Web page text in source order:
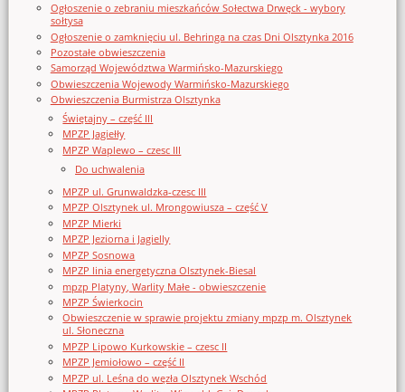
Ogłoszenie o zebraniu mieszkańców Sołectwa Drwęck - wybory
sołtysa
Ogłoszenie o zamknięciu ul. Behringa na czas Dni Olsztynka 2016
Pozostałe obwieszczenia
Samorząd Województwa Warmińsko-Mazurskiego
Obwieszczenia Wojewody Warmińsko-Mazurskiego
Obwieszczenia Burmistrza Olsztynka
Świętajny – część III
MPZP Jagiełły
MPZP Waplewo – czesc III
Do uchwalenia
MPZP ul. Grunwaldzka-czesc III
MPZP Olsztynek ul. Mrongowiusza – część V
MPZP Mierki
MPZP Jeziorna i Jagielly
MPZP Sosnowa
MPZP linia energetyczna Olsztynek-Biesal
mpzp Platyny, Warlity Małe - obwieszczenie
MPZP Świerkocin
Obwieszczenie w sprawie projektu zmiany mpzp m. Olsztynek
ul. Słoneczna
MPZP Lipowo Kurkowskie – czesc II
MPZP Jemiołowo – część II
MPZP ul. Leśna do węzła Olsztynek Wschód